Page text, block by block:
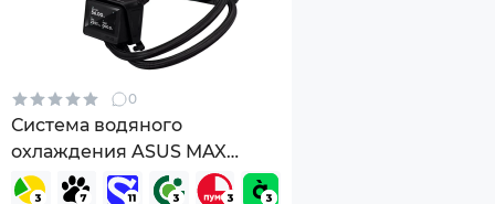
Цвет корпуса вентилятора
Цвет крыльчатки вентилятора
0
Система водяного
охлаждения ASUS MAX
GAMING LC 360 ARGB LCD